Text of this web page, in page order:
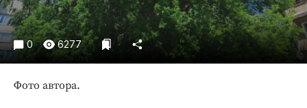
Спорт
Экономика и бизнес
ПРОЕКТЫ
Блоги
0 6277
Фото автора.